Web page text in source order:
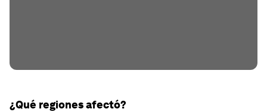
¿Qué regiones afectó?